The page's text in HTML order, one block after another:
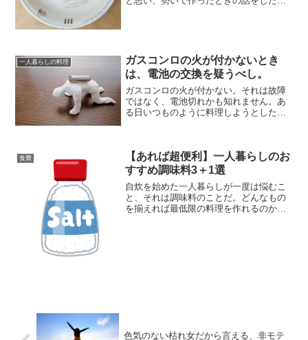
一人暮らしの料理
ガスコンロの火が付かないとき
は、電池の交換を疑うべし。
ガスコンロの火が付かない。それは故障
ではなく、電池切れかも知れません。あ
る日いつものように料理しようとした
って来たりするのです。ガス...
食費
【あれば超便利】一人暮らしのお
すすめ調味料3＋1選
自炊を始めた一人暮らしが一度は悩むこ
と、それは調味料のことだ。どんなもの
を揃えれば最低限の料理を作れるのか、
色気のない枯れ女だから言える、非モテ